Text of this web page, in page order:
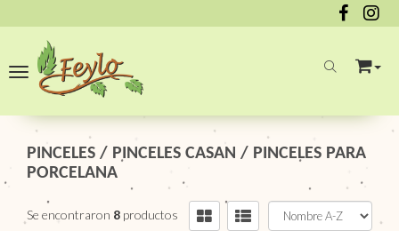
Toggle navigation
PINCELES / PINCELES CASAN / PINCELES PARA
PORCELANA
Se encontraron 8 productos